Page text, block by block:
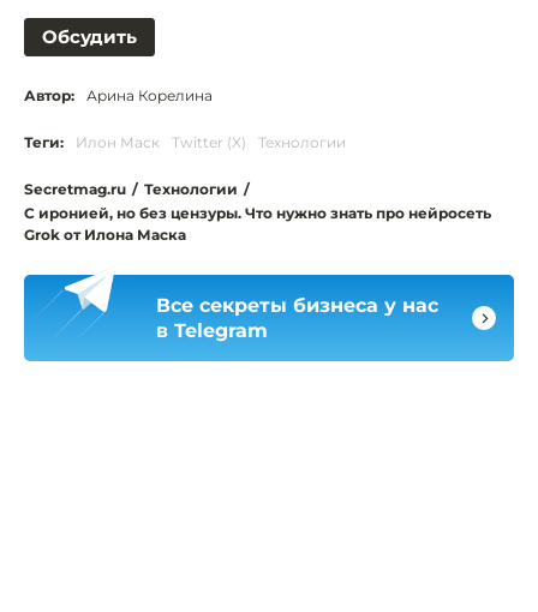
Обсудить
Автор: Арина Корелина
Теги: Илон Маск Twitter (X) Технологии
Secretmag.ru / Технологии /
С иронией, но без цензуры. Что нужно знать про нейросеть
Grok от Илона Маска
Все секреты бизнеса у нас
в Telegram